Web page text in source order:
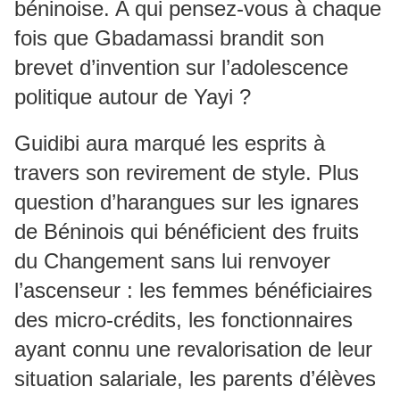
béninoise. A qui pensez-vous à chaque
fois que Gbadamassi brandit son
brevet d’invention sur l’adolescence
politique autour de Yayi ?
Guidibi aura marqué les esprits à
travers son revirement de style. Plus
question d’harangues sur les ignares
de Béninois qui bénéficient des fruits
du Changement sans lui renvoyer
l’ascenseur : les femmes bénéficiaires
des micro-crédits, les fonctionnaires
ayant connu une revalorisation de leur
situation salariale, les parents d’élèves